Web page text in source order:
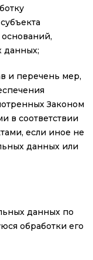
данных;
и перечень мер,
Законом
в соответствии
если иное не
данных или
данных по
обработки его